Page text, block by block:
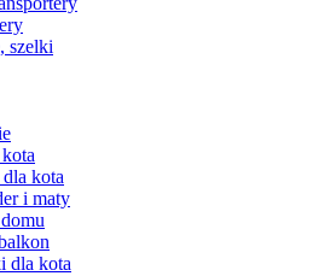
szelki
kota
i maty
dla kota